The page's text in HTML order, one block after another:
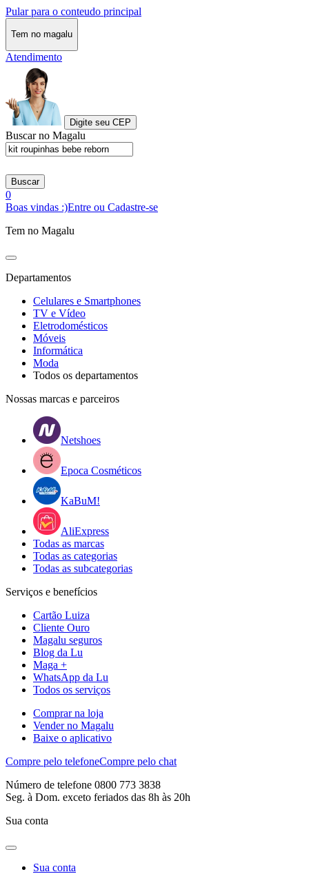
Pular para o conteudo principal
Tem no magalu
Atendimento
Digite seu CEP
Buscar no Magalu
Buscar
0
Boas vindas :)Entre ou Cadastre-se
Tem no Magalu
Departamentos
Celulares e Smartphones
TV e Vídeo
Eletrodomésticos
Móveis
Informática
Moda
Todos os departamentos
Nossas marcas e parceiros
Netshoes
Epoca Cosméticos
KaBuM!
AliExpress
Todas as marcas
Todas as categorias
Todas as subcategorias
Serviços e benefícios
Cartão Luiza
Cliente Ouro
Magalu seguros
Blog da Lu
Maga +
WhatsApp da Lu
Todos os serviços
Comprar na loja
Vender no Magalu
Baixe o aplicativo
Compre pelo telefoneCompre pelo chat
Número de telefone 0800 773 3838
Seg. à Dom. exceto feriados das 8h às 20h
Sua conta
Sua conta